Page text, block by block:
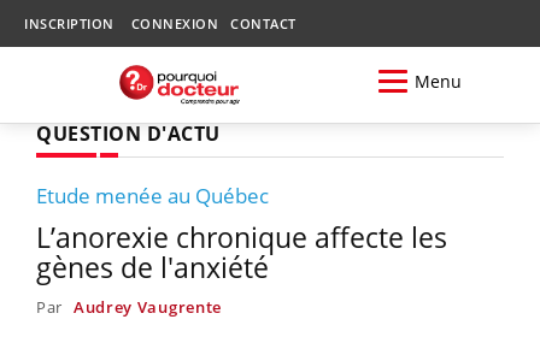
INSCRIPTION CONNEXION CONTACT
Menu
QUESTION D'ACTU
Etude menée au Québec
L’anorexie chronique affecte les
gènes de l'anxiété
Par Audrey Vaugrente